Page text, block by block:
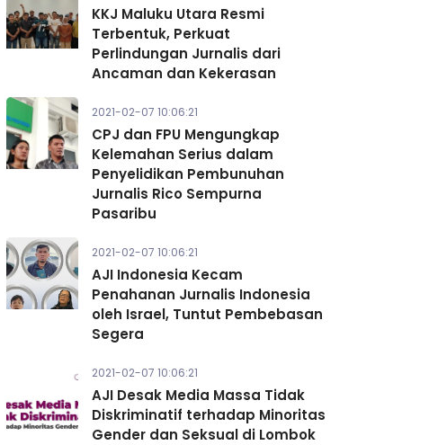
KKJ Maluku Utara Resmi
Terbentuk, Perkuat
Perlindungan Jurnalis dari
Ancaman dan Kekerasan
2021-02-07 10:06:21
CPJ dan FPU Mengungkap
Kelemahan Serius dalam
Penyelidikan Pembunuhan
Jurnalis Rico Sempurna
Pasaribu
2021-02-07 10:06:21
AJI Indonesia Kecam
Penahanan Jurnalis Indonesia
oleh Israel, Tuntut Pembebasan
Segera
2021-02-07 10:06:21
AJI Desak Media Massa Tidak
Diskriminatif terhadap Minoritas
Gender dan Seksual di Lombok